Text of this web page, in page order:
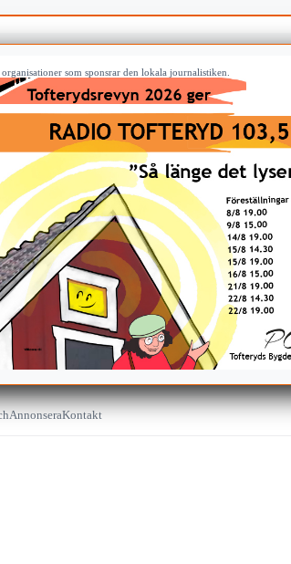
som sponsrar den lokala journalistiken.
AnnonseraKontakt